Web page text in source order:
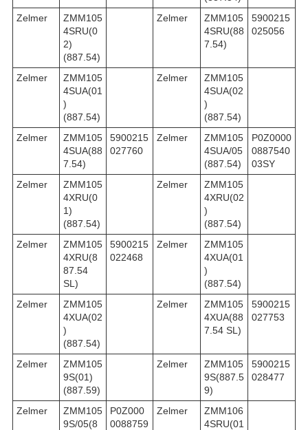
Zelmer
ZMM105
4SRU(0
2)
(887.54)
Zelmer
ZMM105
4SRU(88
7.54)
5900215
025056
Zelmer
ZMM105
4SUA(01
)
(887.54)
Zelmer
ZMM105
4SUA(02
)
(887.54)
Zelmer
ZMM105
4SUA(88
7.54)
5900215
027760
Zelmer
ZMM105
4SUA/05
(887.54)
P0Z0000
0887540
03SY
Zelmer
ZMM105
4XRU(0
1)
(887.54)
Zelmer
ZMM105
4XRU(02
)
(887.54)
Zelmer
ZMM105
4XRU(8
87.54
SL)
5900215
022468
Zelmer
ZMM105
4XUA(01
)
(887.54)
Zelmer
ZMM105
4XUA(02
)
(887.54)
Zelmer
ZMM105
4XUA(88
7.54 SL)
5900215
027753
Zelmer
ZMM105
9S(01)
(887.59)
Zelmer
ZMM105
9S(887.5
9)
5900215
028477
Zelmer
ZMM105
9S/05(8
P0Z000
0088759
Zelmer
ZMM106
4SRU(01